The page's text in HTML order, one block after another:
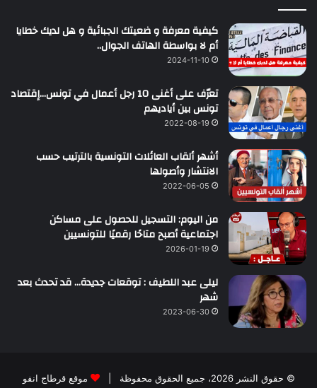
كيفية معرفة و ضعيتك الجبائية و هل لديك خطايا
أم لا بواسطة الهاتف الجوال..
2024-11-10
تعرّف على أغنى 10 رجل أعمال في تونس…إقتصاد
تونس بين أياديهم
2022-08-19
أشهر ألقاب العائلات التونسية بالترتيب حسب
الانتشار وأصولها
2022-06-05
من اليوم: التسجيل للحصول على مساكن
اجتماعية أصبح متاحًا رقميًا للتونسيين
2026-01-19
ليلى عبد اللطيف : توقعات جديدة… قد تحدث بعد
شهر
2023-06-30
© حقوق النشر 2026، جميع الحقوق محفوظة | موقع قرطاج انفو